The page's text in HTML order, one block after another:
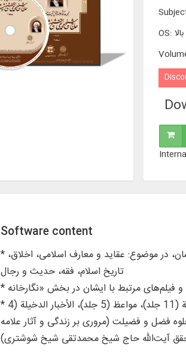
OS:
Software content
* متن 21 عنوان در 63 جلد کتاب از آثار علامه محقق آیت‌الله حاج شیخ محمدتقی شیخ شوشتری و دیگر آثار مرتبط با ایشان، در موضوع: عقاید و معارف اسلامی، اخلاق،
تاریخ اسلام، فقه، حدیث و رجال
* ارائه کتاب‌هایی همچون: بهجة الصباغة فی شرح نهج‌البلاغة (14 جلد)، قاموس الرجال (12 جلد)، النجعة فی شرح اللمعة (11 جلد)، مواعظ (5 جلد)، الأخبار الدخیلة (4
جلوه فضل و فضیلت (مروری بر زندگی و آثار علامه
آیت‌الله حاج شیخ محمدتقی شیخ شوشتری)